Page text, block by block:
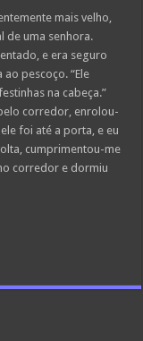
mais velho,
de uma senhora.
e era seguro
pescoço. “Ele
na cabeça.”
corredor, enrolou-
foi até a porta, e eu
cumprimentou-me
corredor e dormiu